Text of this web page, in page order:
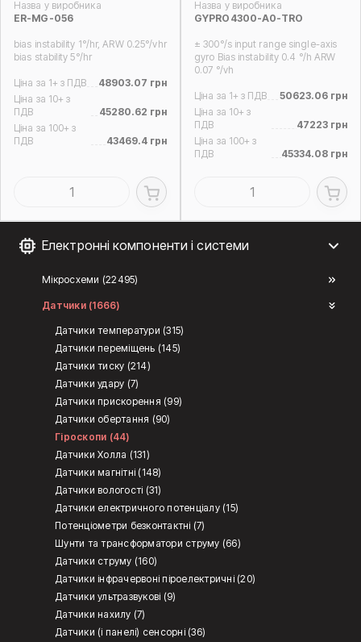
Електронні компоненти і системи
Мікросхеми (22495)
Датчики (1666)
Датчики температури (315)
Датчики переміщень (145)
Датчики тиску (214)
Датчики удару (7)
Датчики прискорення (99)
Датчики обертання (90)
Гіроскопи (44)
Датчики Холла (131)
Датчики магнітні (148)
Датчики вологості (31)
Датчики електричного потенціалу (15)
Потенціометри безконтактні (7)
Шунти та трансформатори струму (66)
Датчики струму (160)
Датчики інфрачервоні піроелектричні (20)
Датчики ультразвукові (9)
Датчики нахилу (7)
Датчики (і панелі) сенсорні (36)
Назва у виробника
ER-MG-056
bias instability 1°/hr, ARW 0.25°/vhr
bias stability 5°/hr
Ціна за 1+ з ПДВ
48903.07 грн
Ціна за 10+ з
ПДВ
45280.62 грн
Ціна за 100+ з
ПДВ
43469.4 грн
Назва у виробника
GYPRO4300-A0-TRO
± 300°/s input range single-axis
gyro Bias instability 0.4 °/h ARW
0.07 °/vh
Ціна за 1+ з ПДВ
50623.06 грн
Ціна за 10+ з
ПДВ
47223 грн
Ціна за 100+ з
ПДВ
45334.08 грн